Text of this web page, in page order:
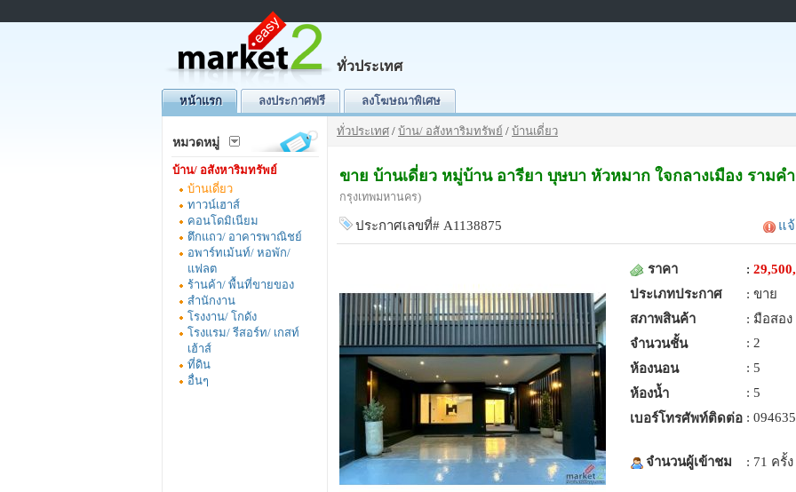
ทั่วประเทศ
หน้าแรก ลงประกาศฟรี ลงโฆษณาพิเศษ
หมวดหมู่
บ้าน/ อสังหาริมทรัพย์
บ้านเดี่ยว
ทาวน์เฮาส์
คอนโดมิเนียม
ตึกแถว/ อาคารพาณิชย์
อพาร์ทเม้นท์/ หอพัก/
แฟลต
ร้านค้า/ พื้นที่ขายของ
สำนักงาน
โรงงาน/ โกดัง
โรงแรม/ รีสอร์ท/ เกสท์
เฮ้าส์
ที่ดิน
อื่นๆ
ทั่วประเทศ / บ้าน/ อสังหาริมทรัพย์ / บ้านเดี่ยว
ขาย บ้านเดี่ยว หมู่บ้าน อารียา บุษบา หัวหมาก ใจกลางเมือง รามค
กรุงเทพมหานคร)
ประกาศเลขที่# A1138875 แ
ราคา :
ประเภทประกาศ
: ขาย
สภาพสินค้า
: มือสอง
จำนวนชั้น
: 2
ห้องนอน
: 5
ห้องน้ำ
: 5
เบอร์โทรศัพท์ติดต่อ :
จำนวนผู้เข้าชม : 71 ครั้ง